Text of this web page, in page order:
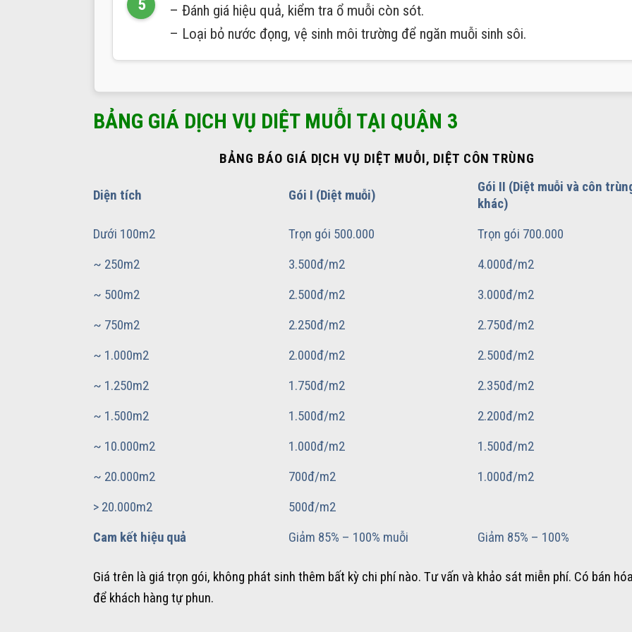
– Đánh giá hiệu quả, kiểm tra ổ muỗi còn sót.
– Loại bỏ nước đọng, vệ sinh môi trường để ngăn muỗi sinh sôi.
BẢNG GIÁ DỊCH VỤ DIỆT MUỖI TẠI QUẬN 3
BẢNG BÁO GIÁ DỊCH VỤ DIỆT MUỖI, DIỆT CÔN TRÙNG
Diện tích Gói I (Diệt muỗi)
Gói II (Diệt muỗi và côn
khác)
Dưới 100m2
Trọn gói 500.000
Trọn gói 700.000
~ 250m2
3.500đ/m2
4.000đ/m2
~ 500m2
2.500đ/m2
3.000đ/m2
~ 750m2
2.250đ/m2
2.750đ/m2
~ 1.000m2
2.000đ/m2
2.500đ/m2
~ 1.250m2
1.750đ/m2
2.350đ/m2
~ 1.500m2
1.500đ/m2
2.200đ/m2
~ 10.000m2
1.000đ/m2
1.500đ/m2
~ 20.000m2
700đ/m2
1.000đ/m2
> 20.000m2
500đ/m2
Cam kết hiệu quả
Giảm 85% – 100% muỗi Giảm 85% – 100%
Giá trên là giá trọn gói, không phát sinh thêm bất kỳ chi phí nào. Tư vấn và khảo sát miễn phí. Có bán
để khách hàng tự phun.